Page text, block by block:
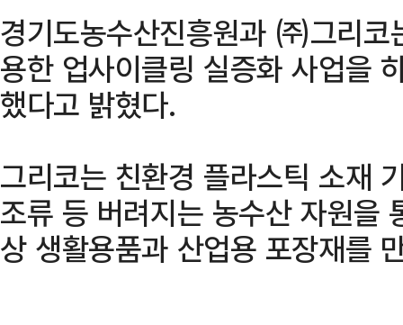
경기도농수산진흥원과 ㈜그리
용한 업사이클링 실증화 사업을
했다고 밝혔다.
그리코는 친환경 플라스틱 소재
조류 등 버려지는 농수산 자원을
상 생활용품과 산업용 포장재를